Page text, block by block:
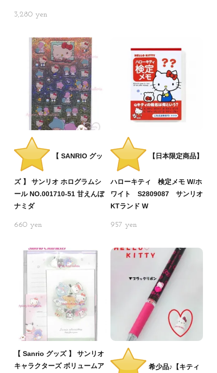
3,280
【 SANRIO グッ
ズ 】 サンリオ ホログラムシ
ール NO.001710-51 甘えんぼ
ナミダ
660
【日本限定商品】
ハローキティ 検定メモ W/ホ
ワイト S2809087 サンリオ
KTランド W
957
【 Sanrio グッズ 】 サンリオ
キャラクターズ ボリュームア
希少品♪【キティ